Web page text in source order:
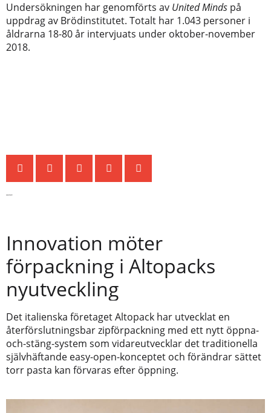
Undersökningen har genomförts av United Minds på
uppdrag av Brödinstitutet. Totalt har 1.043 personer i
åldrarna 18-80 år intervjuats under oktober-november
2018.
Innovation möter
förpackning i Altopacks
nyutveckling
Det italienska företaget Altopack har utvecklat en
återförslutningsbar zipförpackning med ett nytt öppna-
och-stäng-system som vidareutvecklar det traditionella
självhäftande easy-open-konceptet och förändrar sättet
torr pasta kan förvaras efter öppning.